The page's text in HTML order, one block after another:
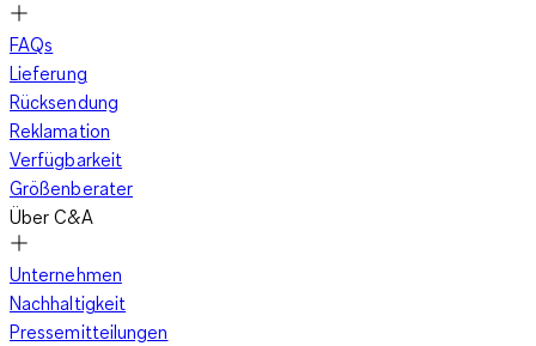
FAQs
Lieferung
Rücksendung
Reklamation
Verfügbarkeit
Größenberater
Über C&A
Unternehmen
Nachhaltigkeit
Pressemitteilungen